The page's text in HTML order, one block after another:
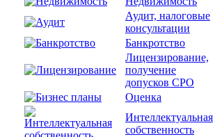
Аудит, налоговые
консультации
Банкротство
Лицензирование,
получение
допусков СРО
Оценка
Интеллектуальная
собственность